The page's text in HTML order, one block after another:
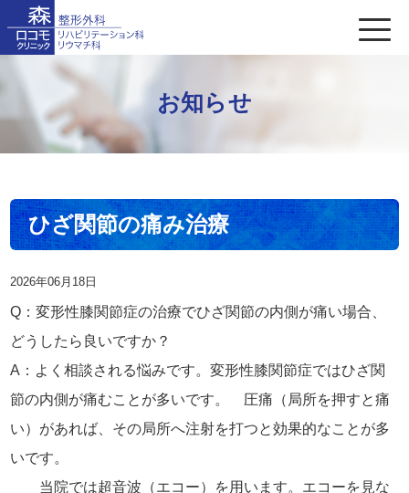
お知らせ
ひざ関節の痛み治療
2026年06月18日
Q：変形性膝関節症の治療でひざ関節の内側が痛い場合、
どうしたら良いですか？
A：よく相談される悩みです。変形性膝関節症ではひざ関
節の内側が痛むことが多いです。 圧痛（局所を押すと痛
い）があれば、その局所へ注射を打つと効果的なことが多
いです。
当院では超音波（エコー）を用います。エコーを見な